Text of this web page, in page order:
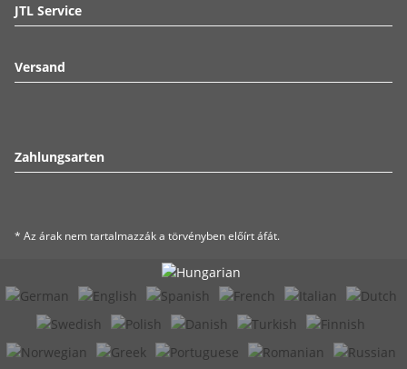
JTL Service
Versand
Zahlungsarten
* Az árak nem tartalmazzák a törvényben előírt áfát.